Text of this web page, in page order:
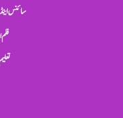
سائنس